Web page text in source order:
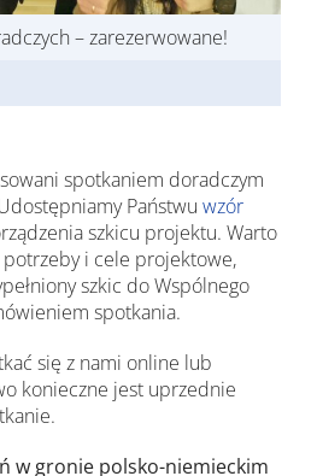
– zarezerwowane!
spotkaniem doradczym
Państwu wzór
szkicu projektu. Warto
i cele projektowe,
szkic do Wspólnego
spotkania.
się z nami online lub
konieczne jest uprzednie
w gronie polsko-niemieckim